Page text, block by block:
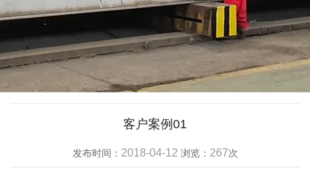
客户案例01
发布时间： 2018-04-12 浏览： 267次